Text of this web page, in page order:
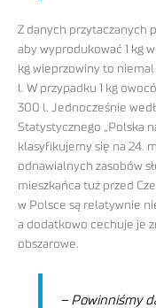
Z danych przytaczanych
aby wyprodukować 1 kg
kg wieprzowiny to niemal
l. W przypadku 1 kg
300 l. Jednocześnie
Statystycznego „Polska
klasyfikujemy się na 24.
odnawialnych zasobów
mieszkańca tuż przed
w Polsce są relatywnie
a dodatkowo cechuje je
obszarowe.
– Powinniśmy